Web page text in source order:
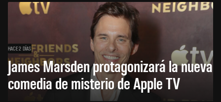
HACE 2 DÍAS
James Marsden protagonizará la nueva
comedia de misterio de Apple TV